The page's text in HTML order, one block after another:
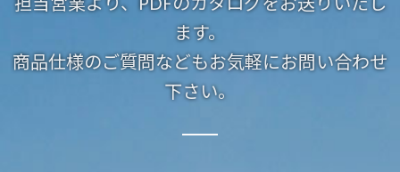
ます。
商品仕様のご質問などもお気軽にお問い合わせ
下さい。